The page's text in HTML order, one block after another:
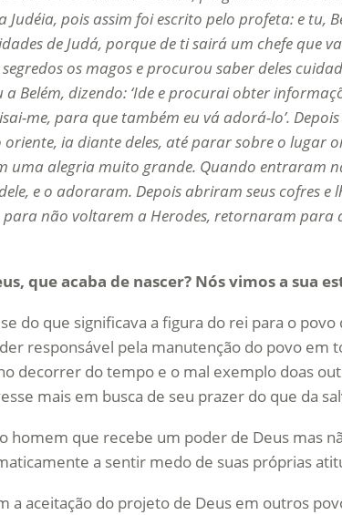
Judéia, pois assim foi escrito pelo profeta: e tu,
de Judá, porque de ti sairá um chefe que
os magos e procurou saber deles
Belém, dizendo: ‘Ide e procurai obter
me, para que também eu vá adorá-lo’.
ia diante deles, até parar sobre o lugar
uma alegria muito grande. Quando entraram
e o adoraram. Depois abriram seus cofres e
para não voltarem a Herodes, retornaram
que acaba de nascer? Nós vimos a sua
do que significava a figura do rei para o
responsável pela manutenção do povo em
decorrer do tempo e o mal exemplo doas
mais em busca de seu prazer do que da
homem que recebe um poder de Deus mas
a sentir medo de suas próprias
a aceitação do projeto de Deus em outros